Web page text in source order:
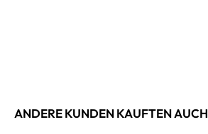
ANDERE KUNDEN KAUFTEN AUCH